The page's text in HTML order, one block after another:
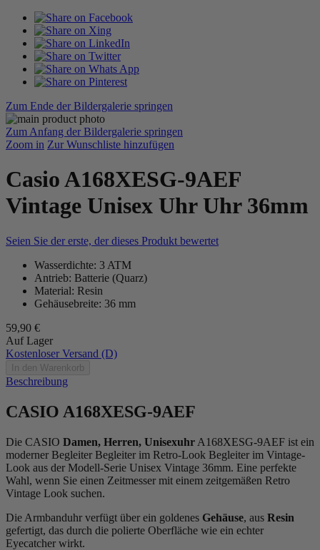
Zum Ende der Bildergalerie springen
Zum Anfang der Bildergalerie springen
Zoom in Zur Wunschliste hinzufügen
Casio A168XESG-9AEF
Vintage Unisex Uhr Uhr 36mm
Seien Sie der erste, der dieses Produkt bewertet
Wasserdichte: 3 ATM
Antrieb: Batterie (Quarz)
Material: Resin
Gehäusebreite: 36 mm
59,90 €
Auf Lager
Kostenloser Versand (D)
In den Warenkorb
Beschreibung
CASIO A168XESG-9AEF
Die CASIO Damen, Herren, Unisexuhr A168XESG-9AEF ist ein
moderner Begleiter Begleiter im Retro-Look Begleiter im Vintage-
Look aus der Modell-Serie Unisex Vintage 36mm. Eine perfekte
Wahl, wenn Sie einen Zeitmesser mit einem zeitgemäßen Retro
Vintage Look suchen.
Die Armbanduhr verfügt über ein goldenes Gehäuse, aus Resin
gefertigt, das durch die polierte Oberfläche wie ein echter
Eyecatcher wirkt.